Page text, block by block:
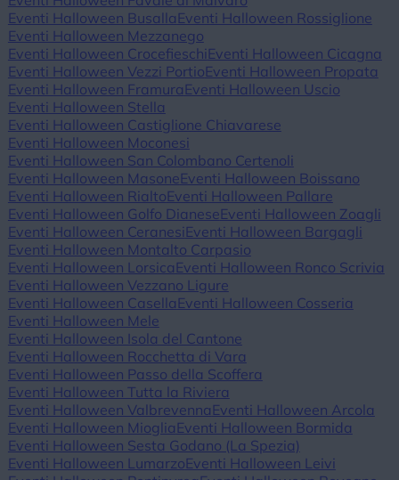
Eventi Halloween Busalla Eventi Halloween Rossiglione
Eventi Halloween Mezzanego
Eventi Halloween CrocefieschiEventi Halloween Cicagna
Eventi Halloween Vezzi PortioEventi Halloween Propata
Eventi Halloween Framura Eventi Halloween Uscio
Eventi Halloween Stella
Eventi Halloween Castiglione Chiavarese
Eventi Halloween Moconesi
Eventi Halloween San Colombano Certenoli
Eventi Halloween MasoneEventi Halloween Boissano
Eventi Halloween RialtoEventi Halloween Pallare
Eventi Halloween Golfo DianeseEventi Halloween Zoagli
Eventi Halloween CeranesiEventi Halloween Bargagli
Eventi Halloween Montalto Carpasio
Eventi Halloween Lorsica Eventi Halloween Ronco Scrivia
Eventi Halloween Vezzano Ligure
Eventi Halloween Casella Eventi Halloween Cosseria
Eventi Halloween Mele
Eventi Halloween Isola del Cantone
Eventi Halloween Rocchetta di Vara
Eventi Halloween Passo della Scoffera
Eventi Halloween Tutta la Riviera
Eventi Halloween Valbrevenna Eventi Halloween Arcola
Eventi Halloween Mioglia Eventi Halloween Bormida
Eventi Halloween Sesta Godano (La Spezia)
Eventi Halloween LumarzoEventi Halloween Leivi